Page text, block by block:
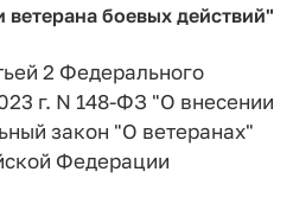
боевых действий"
2 Федерального
г. N 148-ФЗ "О внесении
закон "О ветеранах"
Федерации